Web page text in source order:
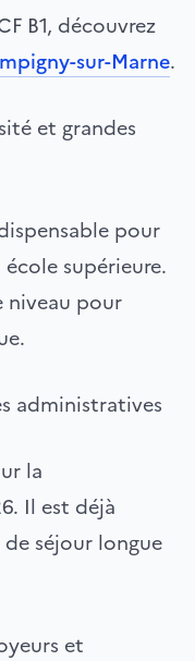
B1, découvrez
sur-Marne.
et grandes
pour
supérieure.
niveau pour
administratives
la
Il est déjà
séjour longue
et